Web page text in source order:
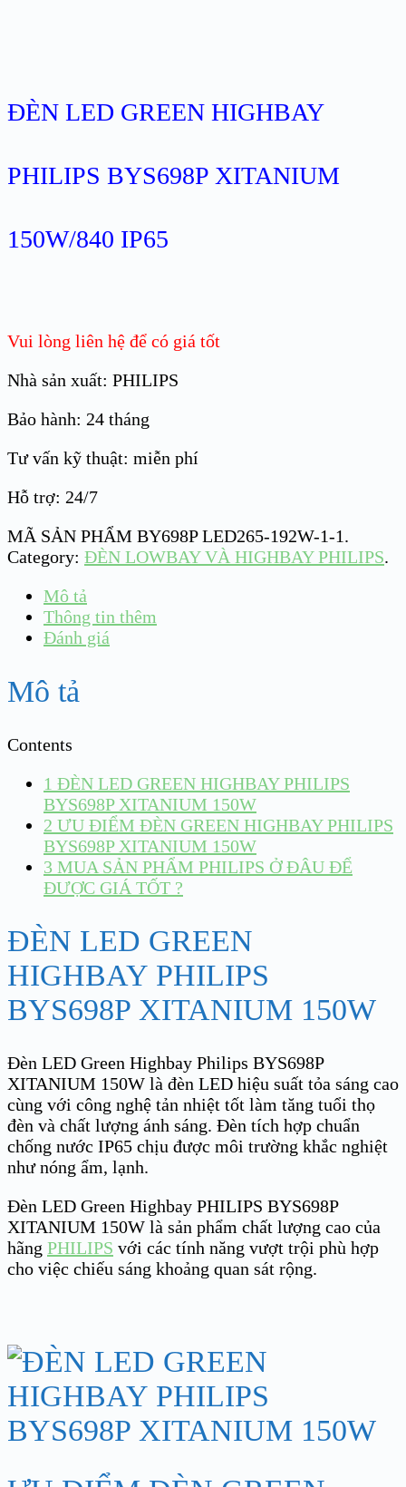
ĐÈN LED GREEN HIGHBAY
PHILIPS BYS698P XITANIUM
150W/840 IP65
Vui lòng liên hệ để có giá tốt
Nhà sản xuất: PHILIPS
Bảo hành: 24 tháng
Tư vấn kỹ thuật: miễn phí
Hỗ trợ: 24/7
MÃ SẢN PHẨM BY698P LED265-192W-1-1.
Category: ĐÈN LOWBAY VÀ HIGHBAY PHILIPS.
Mô tả
Thông tin thêm
Đánh giá
Mô tả
Contents
1 ĐÈN LED GREEN HIGHBAY PHILIPS
BYS698P XITANIUM 150W
2 ƯU ĐIỂM ĐÈN GREEN HIGHBAY PHILIPS
BYS698P XITANIUM 150W
3 MUA SẢN PHẨM PHILIPS Ở ĐÂU ĐỂ
ĐƯỢC GIÁ TỐT ?
ĐÈN LED GREEN
HIGHBAY PHILIPS
BYS698P XITANIUM 150W
Đèn LED Green Highbay Philips BYS698P
XITANIUM 150W là đèn LED hiệu suất tỏa sáng cao
cùng với công nghệ tản nhiệt tốt làm tăng tuổi thọ
đèn và chất lượng ánh sáng. Đèn tích hợp chuẩn
chống nước IP65 chịu được môi trường khắc nghiệt
như nóng ẩm, lạnh.
Đèn LED Green Highbay PHILIPS BYS698P
XITANIUM 150W là sản phẩm chất lượng cao của
hãng PHILIPS với các tính năng vượt trội phù hợp
cho việc chiếu sáng khoảng quan sát rộng.